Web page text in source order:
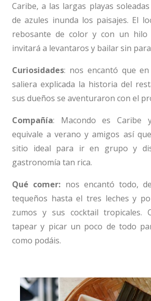
Caribe, a las largas playas
de azules inunda los paisajes. El
rebosante de color y con un hilo
invitará a levantaros y bailar sin
Curiosidades: nos encantó que
saliera explicada la historia del
sus dueños se aventuraron con el
Compañía: Macondo es
equivale a verano y amigos así
sitio ideal para ir en grupo y
gastronomía tan rica.
Qué comer: nos encantó todo,
tequeños hasta el tres leches y
zumos y sus cocktail tropicales.
tapear y picar un poco de todo
como podáis.